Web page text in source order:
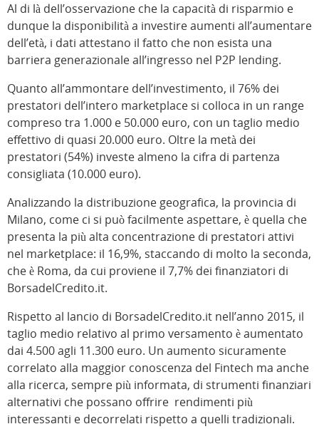
Al di là dell’osservazione che la capacità di risparmio e
dunque la disponibilità a investire aumenti all’aumentare
dell’età, i dati attestano il fatto che non esista una
barriera generazionale all’ingresso nel P2P lending.
Quanto all’ammontare dell’investimento, il 76% dei
prestatori dell’intero marketplace si colloca in un range
compreso tra 1.000 e 50.000 euro, con un taglio medio
effettivo di quasi 20.000 euro. Oltre la metà dei
prestatori (54%) investe almeno la cifra di partenza
consigliata (10.000 euro).
Analizzando la distribuzione geografica, la provincia di
Milano, come ci si può facilmente aspettare, è quella che
presenta la più alta concentrazione di prestatori attivi
nel marketplace: il 16,9%, staccando di molto la seconda,
che è Roma, da cui proviene il 7,7% dei finanziatori di
BorsadelCredito.it.
Rispetto al lancio di BorsadelCredito.it nell’anno 2015, il
taglio medio relativo al primo versamento è aumentato
dai 4.500 agli 11.300 euro. Un aumento sicuramente
correlato alla maggior conoscenza del Fintech ma anche
alla ricerca, sempre più informata, di strumenti finanziari
alternativi che possano offrire rendimenti più
interessanti e decorrelati rispetto a quelli tradizionali.